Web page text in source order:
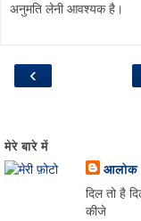
अनुमति लेनी आवश्यक है।
‹
मेरे बारे में
आलोक
दिल तो है
कीजे